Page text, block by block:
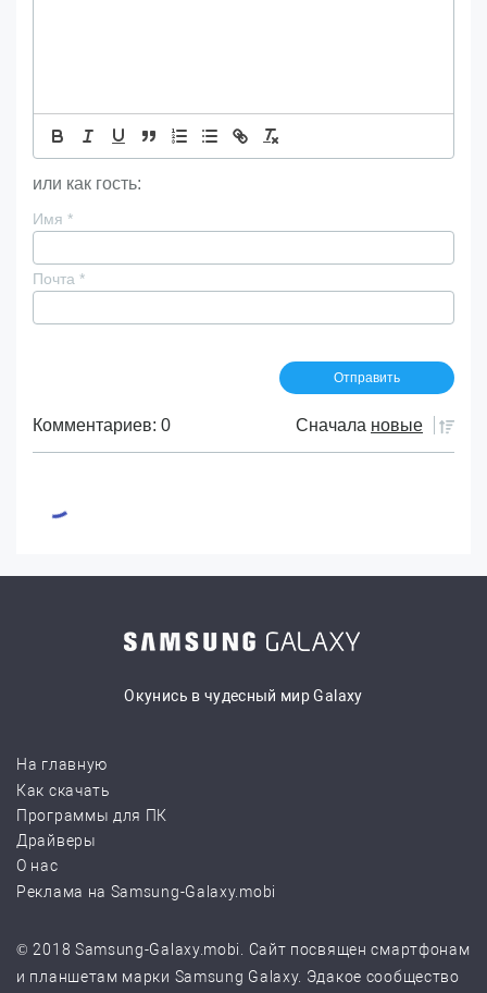
или как гость:
Имя *
Почта *
Комментариев: 0 Сначала новые
Окунись в чудесный мир Galaxy
На главную
Как скачать
Программы для ПК
Драйверы
О нас
Реклама на Samsung-Galaxy.mobi
© 2018 Samsung-Galaxy.mobi. Сайт посвящен смартфонам
и планшетам марки Samsung Galaxy. Эдакое сообщество